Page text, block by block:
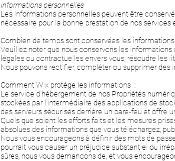
Informations personnelles
Les Informations personnelles peuvent être
nécessaire pour la bonne prestation de nos
Combien de temps sont conservées les informations
Veuillez noter que nous conservons les
légales ou contractuelles envers vous, résoudre les
Nous pouvons rectifier, compléter ou supprimer
Comment Wix protège les informations :
Le service d'hébergement de nos Propriétés
stockées par l'intermédiaire des applications de
des serveurs sécurisés derrière un pare-feu et offre
Quels que soient les efforts faits et les mesures
absolues des informations que vous téléchargez,
Nous vous encourageons à définir des mots de
pourrait vous causer un préjudice substantiel ou
sûres, nous vous demandons de, et vous